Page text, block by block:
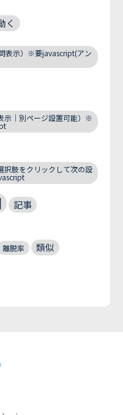
く
表示）※要javascript(アン
示｜別ページ設置可能）※
択肢をクリックして次の設
記事
離脱率 類似